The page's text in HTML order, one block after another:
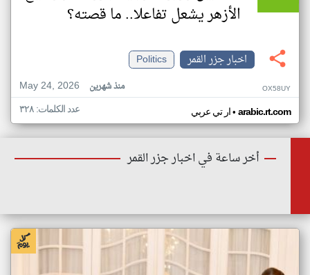
الأزهر يشعل تفاعلا.. ما قصته؟
اخبار جزر القمر
Politics
May 24, 2026
منذ شهرين OX58UY
ار تي عربي• arabic.rt.com عدد الكلمات: ٣٢٨
أخر ساعة في اخبار جزر القمر